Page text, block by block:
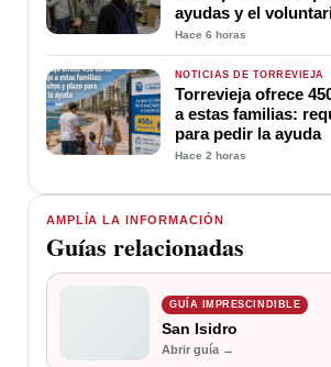
AMPLÍA LA INFORMACIÓN
Guías relacionadas
GUÍA IMPRESCINDIBLE
San Isidro
Abrir guía →
ayudas y el
cuatro años de
Hace 6 horas
NOTICIAS DE TORREVIEJA
Torrevieja ofrece
a estas familias:
para pedir la ayuda
Hace 2 horas